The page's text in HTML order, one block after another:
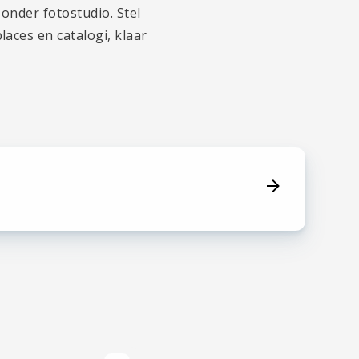
fotostudio. Stel
en catalogi, klaar